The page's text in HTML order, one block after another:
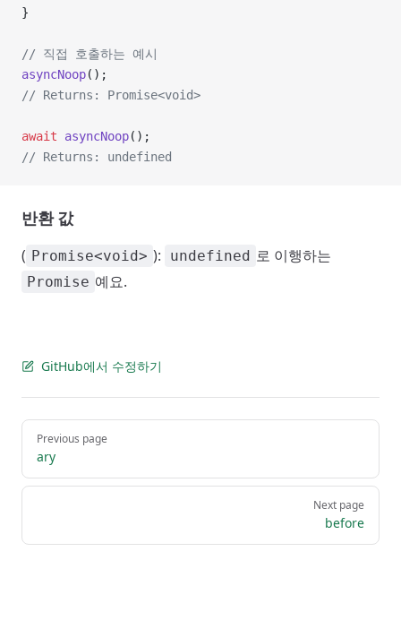
}
// 직접 호출하는 예시
asyncNoop();
// Returns: Promise<void>
await asyncNoop();
// Returns: undefined
반환 값
( Promise<void> ): undefined 로 이행하는
Promise 예요.
GitHub에서 수정하기
Pager
Previous page
ary
Next page
before